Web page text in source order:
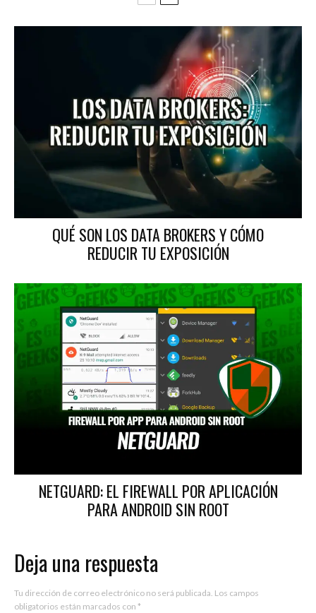
QUÉ SON LOS DATA BROKERS Y CÓMO
REDUCIR TU EXPOSICIÓN
NETGUARD: EL FIREWALL POR APLICACIÓN
PARA ANDROID SIN ROOT
Deja una respuesta
Tu dirección de correo electrónico no será publicada. Los campos
obligatorios están marcados con *